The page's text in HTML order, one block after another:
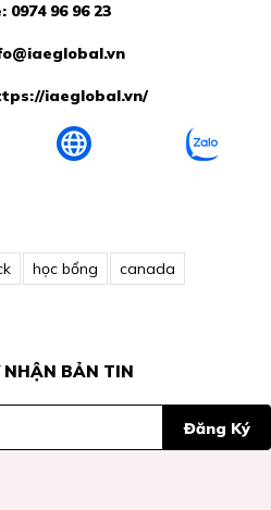
0974 96 96 23
iaeglobal.vn/
học bổng canada
BẢN TIN
Đăng Ký